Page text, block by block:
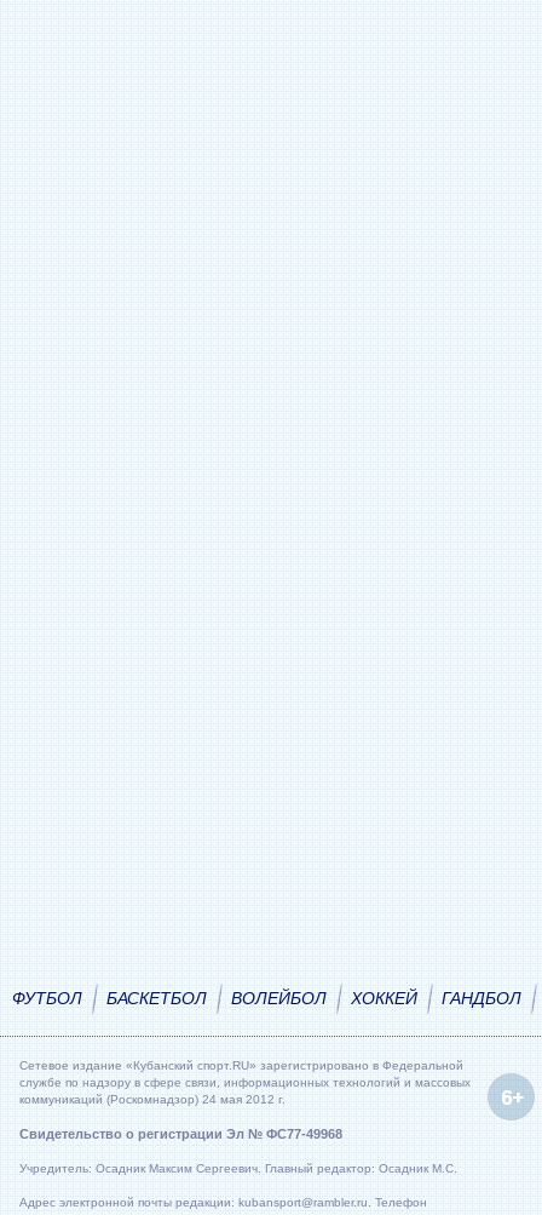
ФУТБОЛ БАСКЕТБОЛ ВОЛЕЙБОЛ ХОККЕЙ ГАНДБОЛ
Сетевое издание «Кубанский спорт.RU» зарегистрировано в Федеральной
службе по надзору в сфере связи, информационных технологий и массовых
коммуникаций (Роскомнадзор) 24 мая 2012 г.
Свидетельство о регистрации Эл № ФС77-49968
Учредитель: Осадник Максим Сергеевич. Главный редактор: Осадник М.С.
Адрес электронной почты редакции: kubansport@rambler.ru. Телефон